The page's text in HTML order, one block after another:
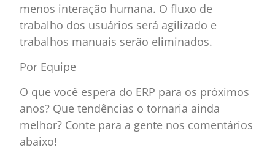
menos interação humana. O fluxo de
trabalho dos usuários será agilizado e
trabalhos manuais serão eliminados.
Por Equipe
O que você espera do ERP para os próximos
anos? Que tendências o tornaria ainda
melhor? Conte para a gente nos comentários
abaixo!